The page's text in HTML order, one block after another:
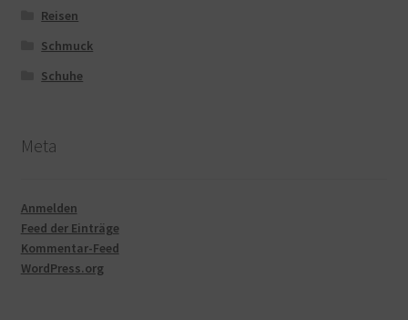
Reisen
Schmuck
Schuhe
Meta
Anmelden
Feed der Einträge
Kommentar-Feed
WordPress.org